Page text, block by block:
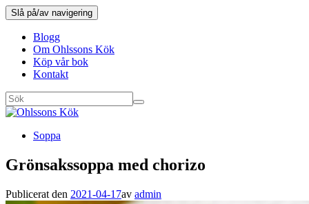
Slå på/av navigering
Blogg
Om Ohlssons Kök
Köp vår bok
Kontakt
Soppa
Grönsakssoppa med chorizo
Publicerat den 2021-04-17av admin